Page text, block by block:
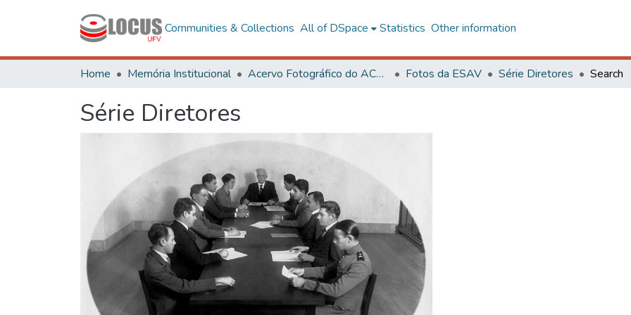
Communities & Collections All of DSpace Statistics Other information
Home Memória Institucional Acervo Fotográfico do ACH-UFV Fotos da ESAV Série Diretores Search
Série Diretores